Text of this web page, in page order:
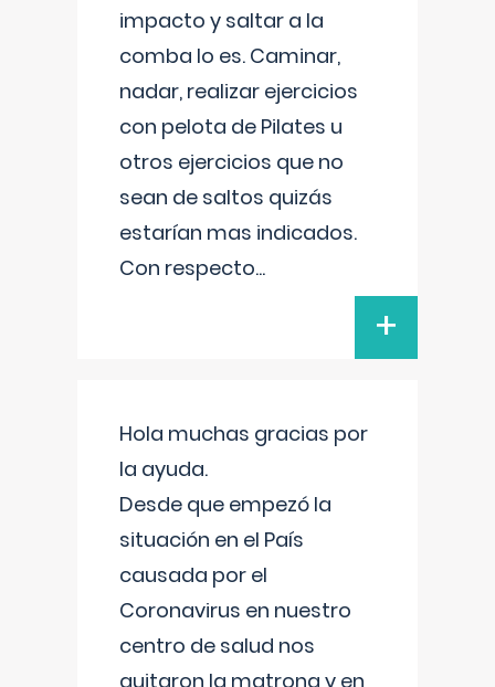
impacto y saltar a la
comba lo es. Caminar,
nadar, realizar ejercicios
con pelota de Pilates u
otros ejercicios que no
sean de saltos quizás
estarían mas indicados.
Con respecto...
+
Hola muchas gracias por
la ayuda.
Desde que empezó la
situación en el País
causada por el
Coronavirus en nuestro
centro de salud nos
quitaron la matrona y en